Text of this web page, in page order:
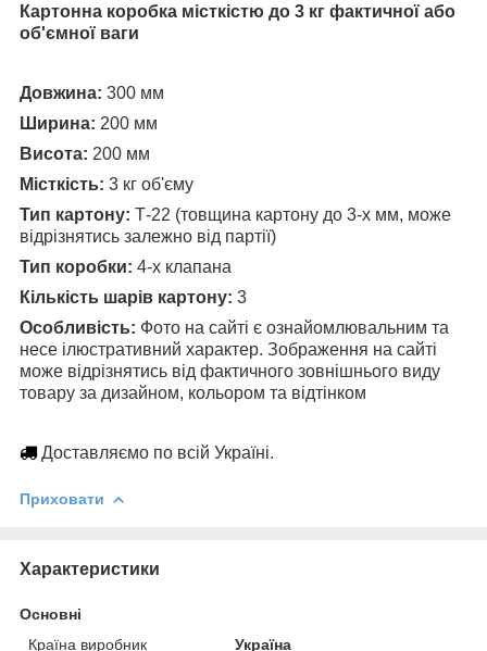
Картонна коробка місткістю до 3 кг фактичної або
об'ємної ваги
Довжина: 300 мм
Ширина: 200 мм
Висота: 200 мм
Місткість: 3 кг об'єму
Тип картону: Т-22 (товщина картону до 3-х мм, може
відрізнятись залежно від партії)
Тип коробки: 4-х клапана
Кількість шарів картону: 3
Особливість: Фото на сайті є ознайомлювальним та
несе ілюстративний характер. Зображення на сайті
може відрізнятись від фактичного зовнішнього виду
товару за дизайном, кольором та відтінком
Доставляємо по всій Україні.
Приховати
Характеристики
Основні
Країна виробник
Україна